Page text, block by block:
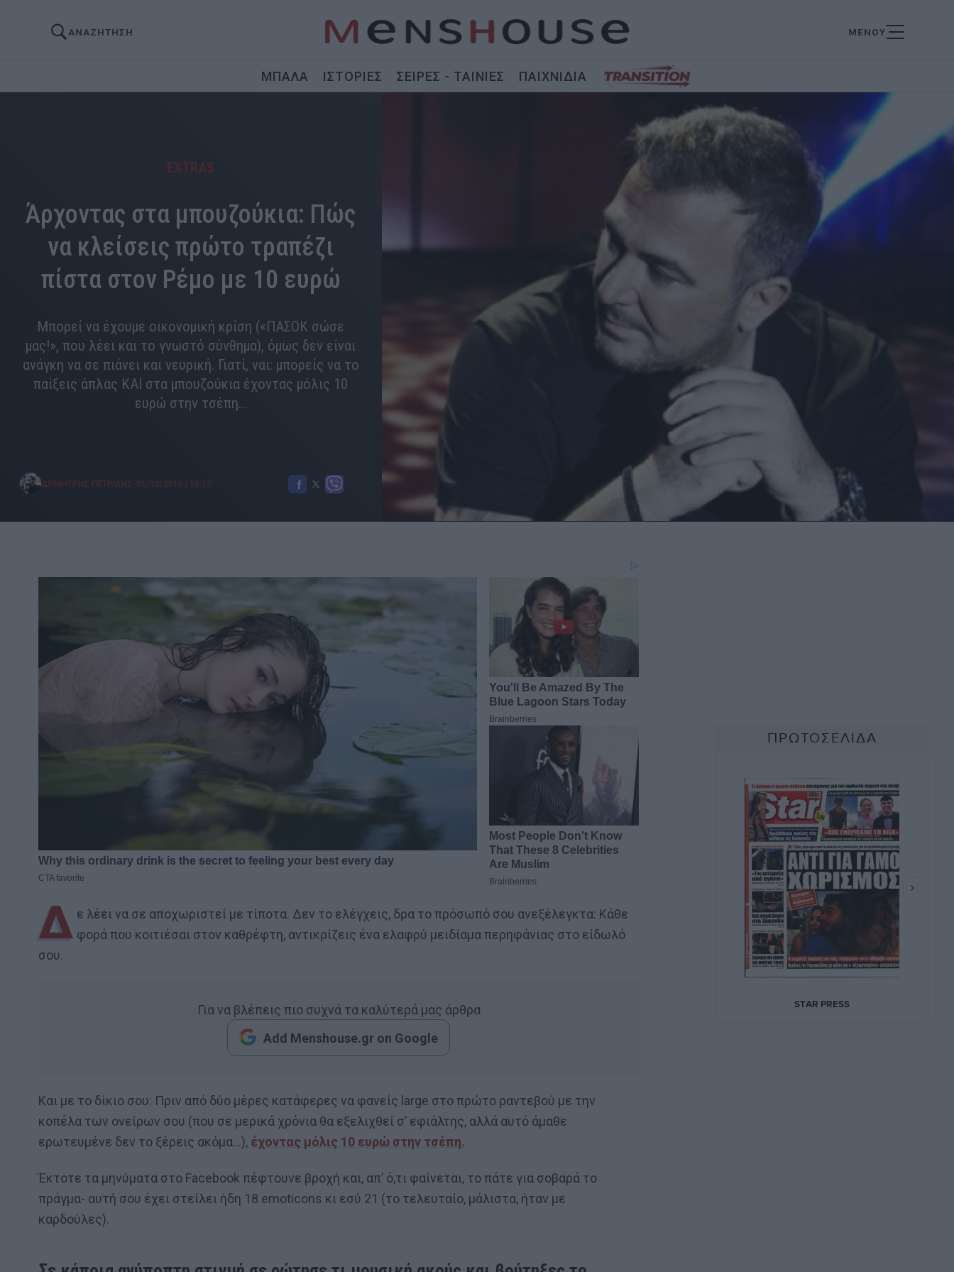
ΑΝΑΖΗΤΗΣΗ ΜΕΝΟΥ
ΜΠΑΛΑ ΙΣΤΟΡΙΕΣ ΣΕΙΡΕΣ - ΤΑΙΝΙΕΣ ΠΑΙΧΝΙΔΙΑ
EXTRAS
Άρχοντας στα μπουζούκια: Πώς
να κλείσεις πρώτο τραπέζι
πίστα στον Ρέμο με 10 ευρώ
Μπορεί να έχουμε οικονομική κρίση («ΠΑΣΟΚ σώσε
μας!», που λέει και το γνωστό σύνθημα), όμως δεν είναι
ανάγκη να σε πιάνει και νευρική. Γιατί, ναι: μπορείς να το
παίξεις άπλας ΚΑΙ στα μπουζούκια έχοντας μόλις 10
ευρώ στην τσέπη…
ΔΗΜΗΤΡΗΣ ΠΕΤΡΙΔΗΣ 01/10/2016 | 15:17
Δ ε λέει να σε αποχωριστεί με τίποτα. Δεν το ελέγχεις, δρα το πρόσωπό σου ανεξέλεγκτα: Kάθε
φορά που κοιτιέσαι στον καθρέφτη, αντικρίζεις ένα ελαφρύ μειδίαμα περηφάνιας στο είδωλό
σου.
Για να βλέπεις πιο συχνά τα καλύτερά μας άρθρα
Add Menshouse.gr on Google
Και με το δίκιο σου: Πριν από δύο μέρες κατάφερες να φανείς large στο πρώτο ραντεβού με την
κοπέλα των ονείρων σου (που σε μερικά χρόνια θα εξελιχθεί σ’ εφιάλτης, αλλά αυτό άμαθε
ερωτευμένε δεν το ξέρεις ακόμα…), έχοντας μόλις 10 ευρώ στην τσέπη.
Έκτοτε τα μηνύματα στο Facebook πέφτουνε βροχή και, απ’ ό,τι φαίνεται, το πάτε για σοβαρά το
πράγμα- αυτή σου έχει στείλει ήδη 18 emoticons κι εσύ 21 (το τελευταίο, μάλιστα, ήταν με
καρδούλες).